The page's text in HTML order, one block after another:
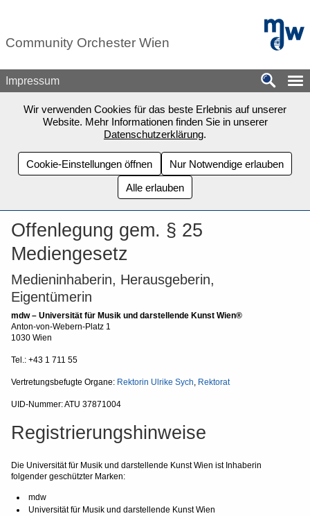
Community Orchester Wien
mdw -
Impressum
Wir verwenden Cookies für das beste Erlebnis auf unserer
Website. Mehr Informationen finden Sie in unserer
Datenschutzerklärung.
Cookie-Einstellungen öffnen
Nur Notwendige erlauben
Alle erlauben
Offenlegung gem. § 25
Mediengesetz
Medieninhaberin, Herausgeberin,
Eigentümerin
mdw – Universität für Musik und darstellende Kunst Wien®
Anton-von-Webern-Platz 1
1030 Wien
Tel.: +43 1 711 55
Vertretungsbefugte Organe: Rektorin Ulrike Sych, Rektorat
UID-Nummer: ATU 37871004
Registrierungshinweise
Die Universität für Musik und darstellende Kunst Wien ist Inhaberin
folgender geschützter Marken:
mdw
Universität für Musik und darstellende Kunst Wien